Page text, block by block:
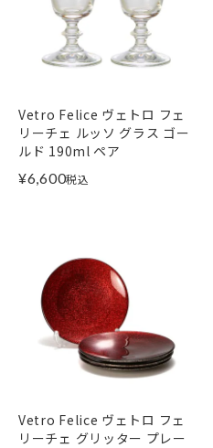
Vetro Felice ヴェトロ フェ
リーチェ ルッソ グラス ゴー
ルド 190ml ペア
¥6,600税込
Vetro Felice ヴェトロ フェ
リーチェ グリッター プレー